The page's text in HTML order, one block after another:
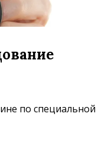
по специальной